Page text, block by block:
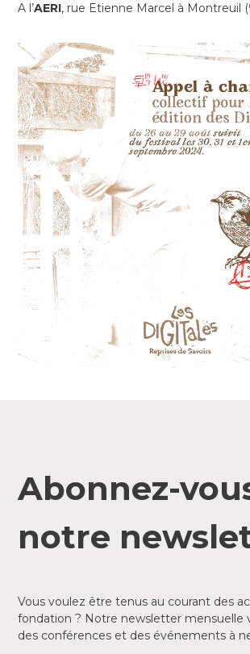
A l’AERI, rue Etienne Marcel à Montreuil
Abonnez-
notre
Vous voulez être tenus au courant des
fondation ? Notre newsletter mensuelle
des conférences et des événements à